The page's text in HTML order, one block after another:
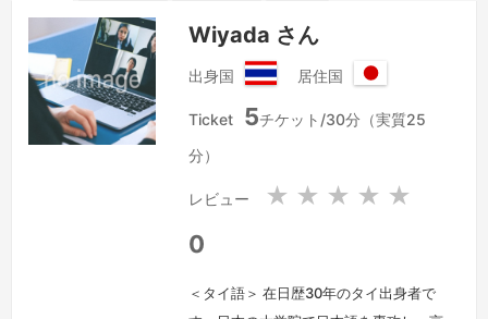
Wiyada さん
出身国
イ
居住国
本
Ticket 5チケット/30分（実質25
分）
レビュー ★ ★ ★ ★ ★
0
＜タイ語＞ 在日歴30年のタイ出身者で